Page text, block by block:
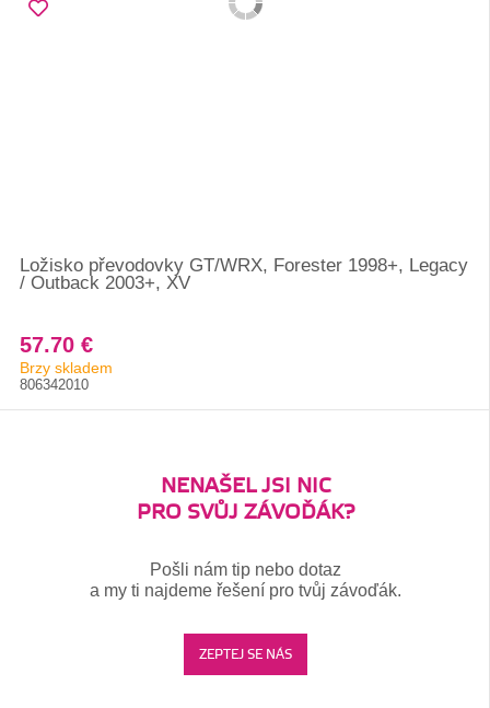
Ložisko převodovky GT/WRX, Forester 1998+, Legacy
/ Outback 2003+, XV
57.70 €
Brzy skladem
806342010
NENAŠEL JSI NIC
PRO SVŮJ ZÁVOĎÁK?
Pošli nám tip nebo dotaz
a my ti najdeme řešení pro tvůj závoďák.
ZEPTEJ SE NÁS